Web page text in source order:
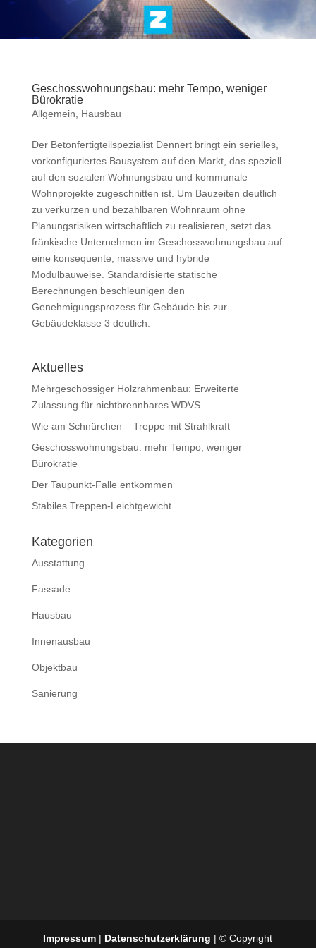
Geschosswohnungsbau: mehr Tempo, weniger
Bürokratie
Allgemein, Hausbau
Der Betonfertigteilspezialist Dennert bringt ein serielles,
vorkonfiguriertes Bausystem auf den Markt, das speziell
auf den sozialen Wohnungsbau und kommunale
Wohnprojekte zugeschnitten ist. Um Bauzeiten deutlich
zu verkürzen und bezahlbaren Wohnraum ohne
Planungsrisiken wirtschaftlich zu realisieren, setzt das
fränkische Unternehmen im Geschosswohnungsbau auf
eine konsequente, massive und hybride
Modulbauweise. Standardisierte statische
Berechnungen beschleunigen den
Genehmigungsprozess für Gebäude bis zur
Gebäudeklasse 3 deutlich.
Aktuelles
Mehrgeschossiger Holzrahmenbau: Erweiterte
Zulassung für nichtbrennbares WDVS
Wie am Schnürchen – Treppe mit Strahlkraft
Geschosswohnungsbau: mehr Tempo, weniger
Bürokratie
Der Taupunkt-Falle entkommen
Stabiles Treppen-Leichtgewicht
Kategorien
Ausstattung
Fassade
Hausbau
Innenausbau
Objektbau
Sanierung
Impressum | Datenschutzerklärung | © Copyright